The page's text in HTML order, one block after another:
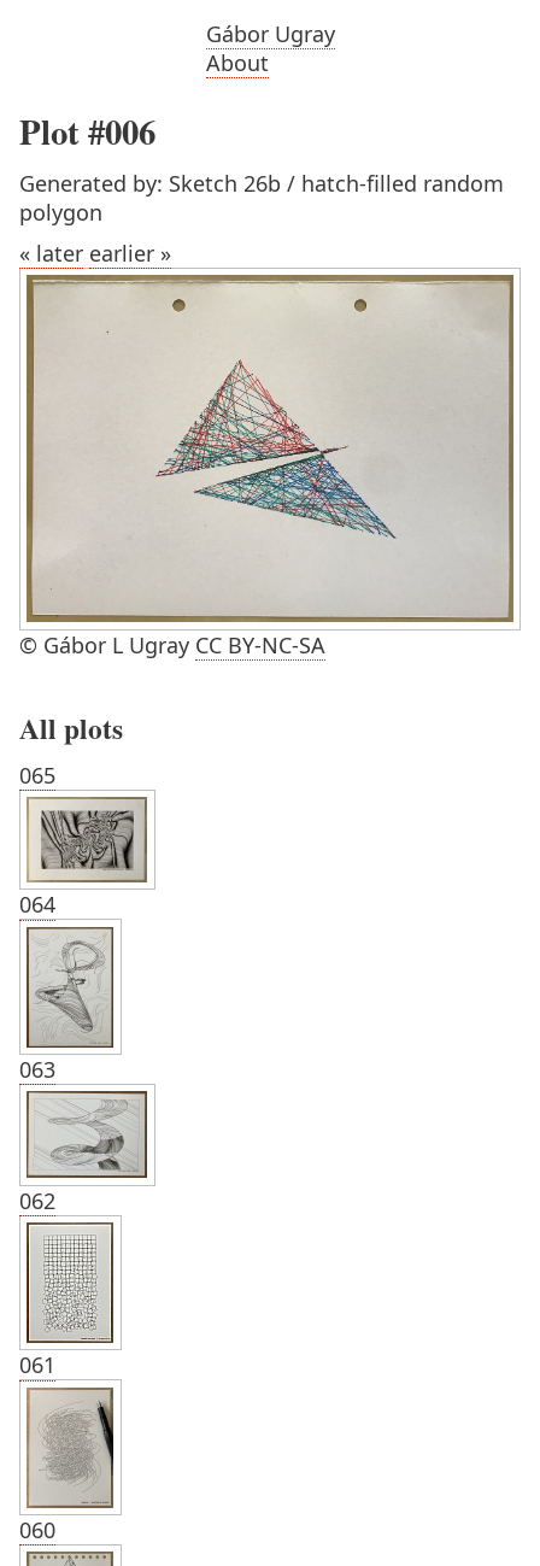
Gábor Ugray
About
Plot #006
Generated by: Sketch 26b / hatch-filled random
polygon
« later earlier »
© Gábor L Ugray CC BY-NC-SA
All plots
065
064
063
062
061
060